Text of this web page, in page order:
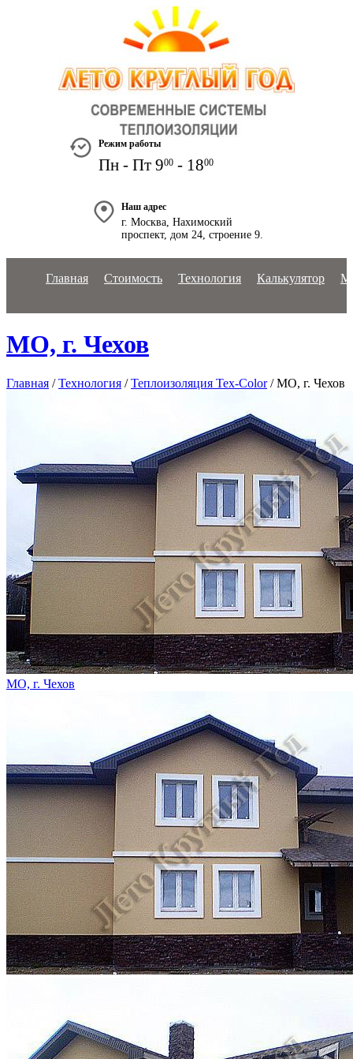
+7 495 778-19-38
+7 903 825-48-11
Режим работы
Пн - Пт 900 - 1800
Наш адрес
г. Москва, Нахимоский
проспект, дом 24, строение 9.
Главная Стоимость Технология Калькулятор
МО, г. Чехов
Главная / Технология / Теплоизоляция Tex-Сolor / МО, г. Чехов
МО, г. Чехов